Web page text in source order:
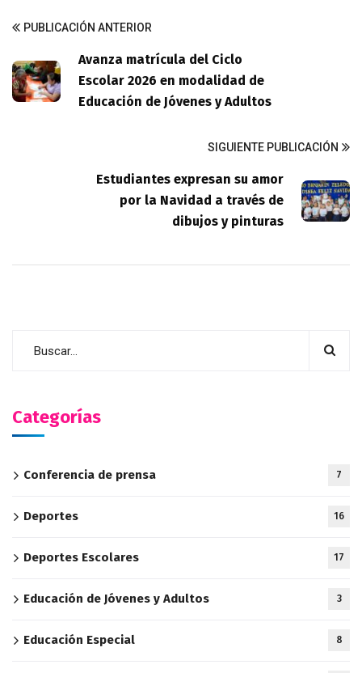
PUBLICACIÓN ANTERIOR
Avanza matrícula del Ciclo
Escolar 2026 en modalidad de
Educación de Jóvenes y Adultos
SIGUIENTE PUBLICACIÓN
Estudiantes expresan su amor
por la Navidad a través de
dibujos y pinturas
Categorías
Conferencia de prensa 7
Deportes 16
Deportes Escolares 17
Educación de Jóvenes y Adultos 3
Educación Especial 8